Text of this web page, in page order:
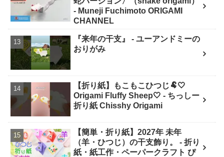
- Muneji Fuchimoto ORIGAMI
CHANNEL
『来年の干支』 - ユーアンドミーの
おりがみ
【折り紙】もこもこひつじ🐏🤍
Origami Fluffy Sheep🤍 - ちっしー
折り紙 Chisshy Origami
【簡単・折り紙】2027年 未年
（羊・ひつじ）の干支飾り。 - 折り
紙・紙工作・ペーパークラフト ぴ